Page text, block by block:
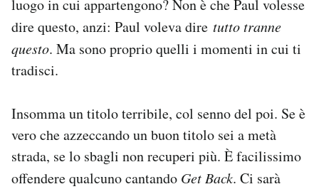
luogo in cui appartengono? Non è che Paul volesse
dire questo, anzi: Paul voleva dire tutto tranne
questo. Ma sono proprio quelli i momenti in cui ti
tradisci.
Insomma un titolo terribile, col senno del poi. Se è
vero che azzeccando un buon titolo sei a metà
strada, se lo sbagli non recuperi più. È facilissimo
offendere qualcuno cantando Get Back. Ci sarà